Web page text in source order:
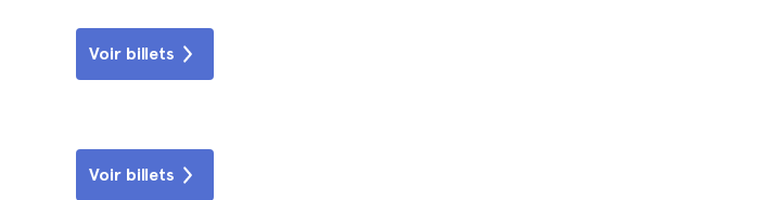
Voir billets
Voir billets